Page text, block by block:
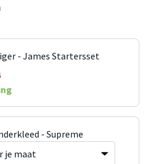
- James Startersset
- Supreme